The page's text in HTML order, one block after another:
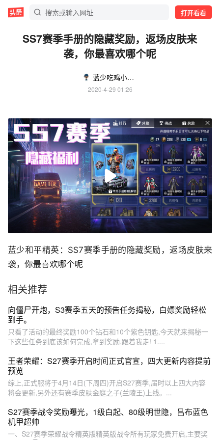
打开看看
SS7赛季手册的隐藏奖励，返场皮肤来
袭，你最喜欢哪个呢
蓝少吃鸡小分队
2020-4-29 01:26
蓝少和平精英：SS7赛季手册的隐藏奖励，返场皮肤来
袭，你最喜欢哪个呢
相关推荐
向僵尸开炮，S3赛季五天的预告任务揭秘，白嫖奖励轻松
到手。
只看了活动的最终奖励100个钻石和10个紫色钥匙,今天就来揭秘一
下这些任务到底该如何完成,拿到奖励,跟着我走! 1....
王者荣耀：S27赛季开启时间正式官宣，四大更新内容提前
预览
综上,正式服将于4月14日(下周四)开启S27赛季,届时以上四大内容
将会更新,另外还有赛季皮肤金庭之子(兰陵王)上线。...
S27赛季战令奖励曝光，1级白起、80级明世隐，吕布蓝色
机甲超帅
一、S27赛季荣耀战令精英版精英版战令所有玩家免费开启,主要奖